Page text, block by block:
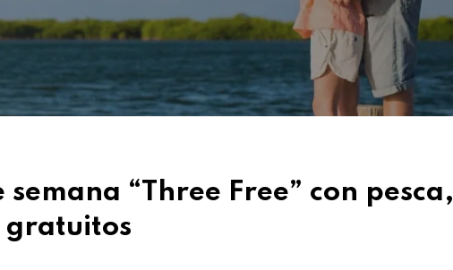
“Three Free” con pesca,
gratuitos